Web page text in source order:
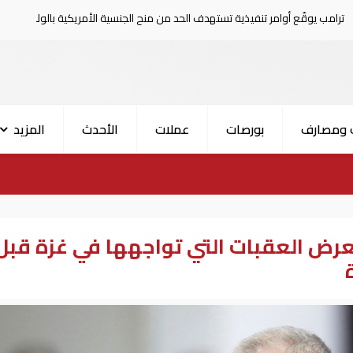
تنفيذية تستهدف الحد من منح الجنسية الأمريكية بالولادة
ومصارف بورصات عملات الأحدث المزيد
العقبات التي تواجهها في غزة